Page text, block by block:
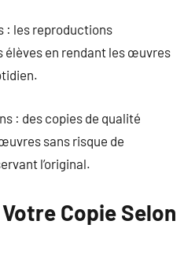
: les reproductions
élèves en rendant les œuvres
: des copies de qualité
sans risque de
l’original.
Copie Selon